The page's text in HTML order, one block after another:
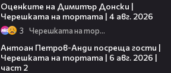
Оценките на Димитър Донски |
Черешката на тортата | 4 авг. 2026
3 Черешката на тортата
Антоан Петров-Анди посреща гости |
Черешката на тортата | 6 авг. 2026 |
част 2